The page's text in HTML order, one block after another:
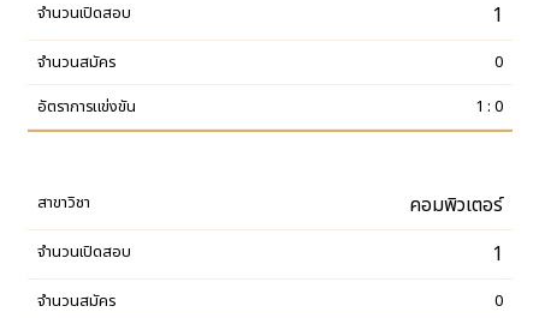
1
0
1 : 0
คอมพิวเตอร์
1
0